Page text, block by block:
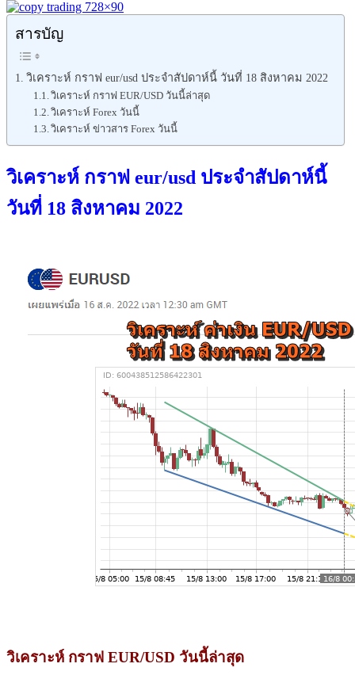
สารบัญ
วิเคราะห์ กราฟ eur/usd ประจำสัปดาห์นี้ วันที่ 18 สิงหาคม 2022
วิเคราะห์ กราฟ EUR/USD วันนี้ล่าสุด
วิเคราะห์ Forex วันนี้
วิเคราะห์ ข่าวสาร Forex วันนี้
วิเคราะห์ กราฟ eur/usd ประจำสัปดาห์นี้
วันที่ 18 สิงหาคม 2022
วิเคราะห์ กราฟ EUR/USD วันนี้ล่าสุด